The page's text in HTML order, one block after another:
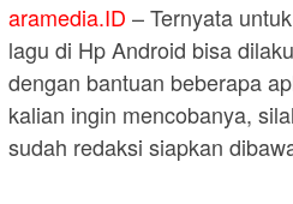
aramedia.ID – Ternyata
lagu di Hp Android bisa
dengan bantuan beberapa
kalian ingin mencobanya,
sudah redaksi siapkan